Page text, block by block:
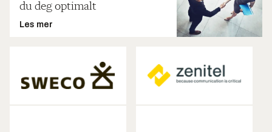
du deg optimalt
Les mer